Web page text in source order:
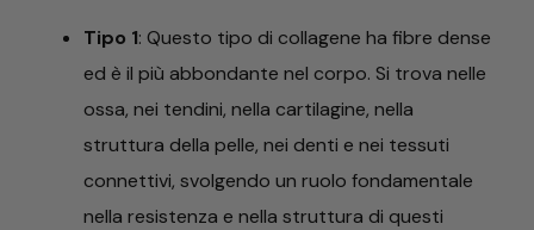
Tipo 1: Questo tipo di collagene ha fibre dense
ed è il più abbondante nel corpo. Si trova nelle
ossa, nei tendini, nella cartilagine, nella
struttura della pelle, nei denti e nei tessuti
connettivi, svolgendo un ruolo fondamentale
nella resistenza e nella struttura di questi